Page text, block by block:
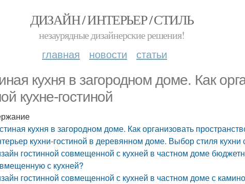
ДИЗАЙН / ИНТЕРЬЕР / СТИЛЬ
незаурядные дизайнерские решения!
главная новости статьи
кухня в загородном доме. Как
кухне-гостиной
кухня в загородном доме. Как организовать
кухни-гостиной в деревянном доме. Выбор стиля
гостинной совмещенной с кухней в частном доме
с кухней?
гостинной совмещенной с кухней в частном доме с